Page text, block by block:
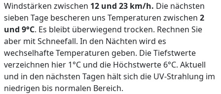
Windstärken zwischen 12 und 23 km/h. Die nächsten
sieben Tage bescheren uns Temperaturen zwischen 2
und 9°C. Es bleibt überwiegend trocken. Rechnen Sie
aber mit Schneefall. In den Nächten wird es
wechselhafte Temperaturen geben. Die Tiefstwerte
verzeichnen hier 1°C und die Höchstwerte 6°C. Aktuell
und in den nächsten Tagen hält sich die UV-Strahlung im
niedrigen bis normalen Bereich.